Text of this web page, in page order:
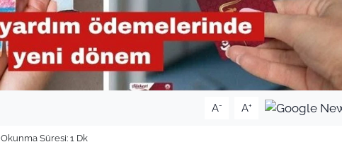
A- A+
Okunma Süresi: 1 Dk